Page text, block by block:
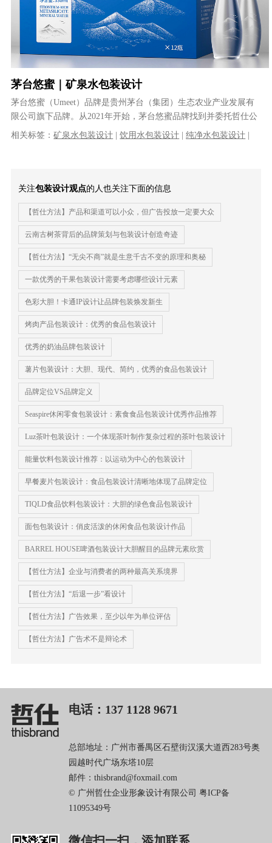
茅台悠蜜｜矿泉水包装设计
茅台悠蜜（Umeet）品牌是贵州茅台（集团）生态农业产业发展有
限公司旗下品牌。从2021年开始，茅台悠蜜品牌找到并委托哲仕公
司开始了其旗下多个系列的产......
相关标签：矿泉水包装设计 |饮用水包装设计 |纯净水包装设计
关注包装设计观点的人也关注下面的信息
【哲仕方法】产品和渠道可以小众，但广告投放一定要大众
​云南古树茶背后的品牌策划与包装设计创造奇迹
【哲仕方法】“无尖不商”就是生意千古不变的原理和奥秘
一款优秀的干果包装设计需要考虑哪些设计元素
色彩大胆！卡通IP设计让品牌包装焕发新生
烤肉产品包装设计：优秀的食品包装设计
优秀的奶油品牌包装设计
薯片包装设计：大胆、现代、简约，优秀的食品包装设计
品牌定位VS品牌定义
Seaspire休闲零食包装设计：素食食品包装设计优秀作品推荐
Luz茶叶包装设计：一个体现茶叶制作复杂过程的茶叶包装设计
能量饮料包装设计推荐：以运动为中心的包装设计
早餐麦片包装设计：食品包装设计清晰地体现了品牌定位
TIQLD食品饮料包装设计：大胆的绿色食品包装设计
面包包装设计：俏皮活泼的休闲食品包装设计作品
BARREL HOUSE啤酒包装设计大胆醒目的品牌元素欣赏
【哲仕方法】企业与消费者的两种最高关系境界
【哲仕方法】“后退一步”看设计
【哲仕方法】广告效果，至少以年为单位评估
【哲仕方法】广告术不是辩论术
电话：137 1128 9671
总部地址：广州市番禺区石壁街汉溪大道西283号奥
园越时代广场东塔10层
邮件：thisbrand@foxmail.com
© 广州哲仕企业形象设计有限公司 粤ICP备
11095349号